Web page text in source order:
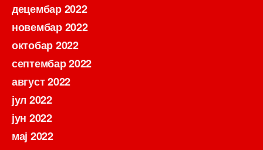
децембар 2022
новембар 2022
октобар 2022
септембар 2022
август 2022
јул 2022
јун 2022
мај 2022